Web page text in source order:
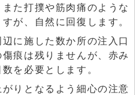
た打撲や筋肉痛のような
が、自然に回復します。
に施した数か所の注入口
痕は残りませんが、赤み
を必要とします。
りとなるよう細心の注意